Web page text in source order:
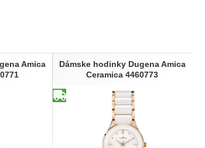
Amica
Dámske hodinky Dugena Amica
Ceramica 4460773